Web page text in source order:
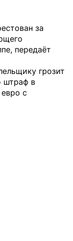
за
передаёт
грозит
штраф в
с